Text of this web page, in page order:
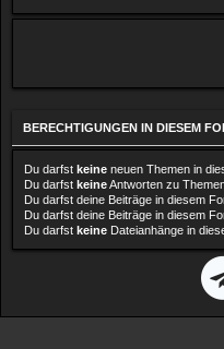
BERECHTIGUNGEN IN DIESEM
Du darfst keine neuen Themen in
Du darfst keineAntworten zu
Du darfst deine Beiträge in diesem
Du darfst deine Beiträge in diesem
Du darfst keine Dateianhänge in
i
T
e